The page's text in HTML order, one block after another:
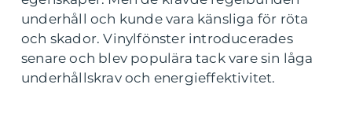
underhåll och kunde vara känsliga för röta
och skador. Vinylfönster introducerades
senare och blev populära tack vare sin låga
underhållskrav och energieffektivitet.